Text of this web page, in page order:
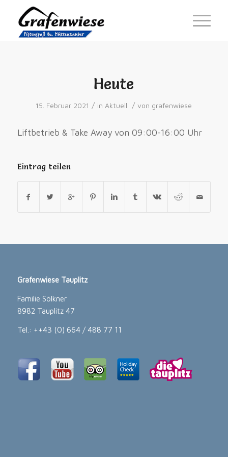
Heute
15. Februar 2021 / in Aktuell / von grafenwiese
Liftbetrieb & Take Away von 09:00-16:00 Uhr
Eintrag teilen
Grafenwiese Tauplitz
Familie Sölkner
8982 Tauplitz 47
Tel.: ++43 (0) 664 / 488 77 11